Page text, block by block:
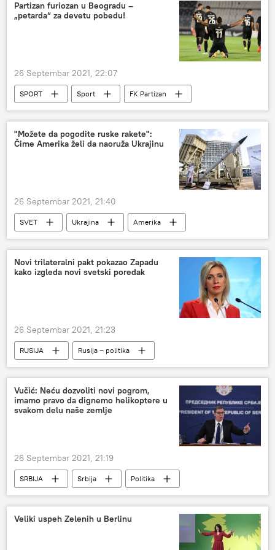
Partizan furiozan u Beogradu –
„petarda“ za devetu pobedu!
26 Septembar 2021, 22:07
SPORT Sport
FK Partizan
Fudbal
"Možete da pogodite ruske rakete":
Čime Amerika želi da naoruža Ukrajinu
26 Septembar 2021, 21:40
SVET Ukrajina
Amerika
Gvozdena kupola
Vojska i naoružanje
Novi trilateralni pakt pokazao Zapadu
kako izgleda novi svetski poredak
26 Septembar 2021, 21:23
RUSIJA
Rusija – politika
Svet – politika
Rusija
Vučić: Neću dozvoliti novi pogrom,
imamo pravo da dignemo helikoptere u
svakom delu naše zemlje
26 Septembar 2021, 21:19
SRBIJA Srbija
Politika
Vučić
Srbija – politika
Veliki uspeh Zelenih u Berlinu